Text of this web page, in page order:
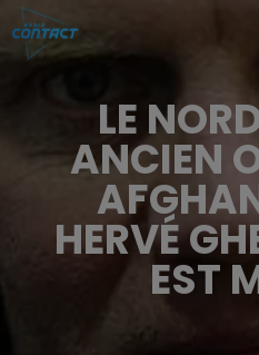
LE
ANCIEN
HERVÉ
EST